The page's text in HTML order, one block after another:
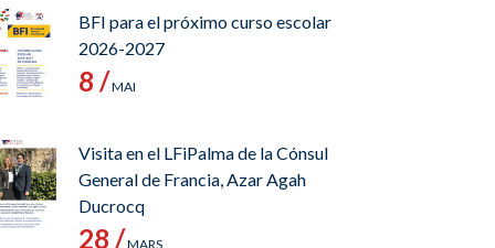
BFI para el próximo curso escolar
2026-2027
8 /MAI
Visita en el LFiPalma de la Cónsul
General de Francia, Azar Agah
Ducrocq
28 /MARS